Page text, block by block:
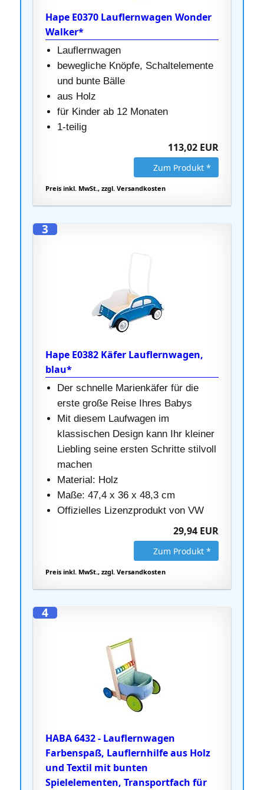
Hape E0370 Lauflernwagen Wonder
Walker*
Lauflernwagen
bewegliche Knöpfe, Schaltelemente
und bunte Bälle
aus Holz
für Kinder ab 12 Monaten
1-teilig
113,02 EUR
Zum Produkt *
Preis inkl. MwSt., zzgl. Versandkosten
3
Hape E0382 Käfer Lauflernwagen,
blau*
Der schnelle Marienkäfer für die
erste große Reise Ihres Babys
Mit diesem Laufwagen im
klassischen Design kann Ihr kleiner
Liebling seine ersten Schritte stilvoll
machen
Material: Holz
Maße: 47,4 x 36 x 48,3 cm
Offizielles Lizenzprodukt von VW
29,94 EUR
Zum Produkt *
Preis inkl. MwSt., zzgl. Versandkosten
4
HABA 6432 - Lauflernwagen
Farbenspaß, Lauflernhilfe aus Holz
und Textil mit bunten
Spielelementen, Transportfach für